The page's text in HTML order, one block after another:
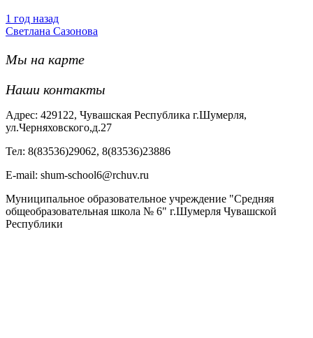
1 год назад
Светлана Сазонова
Мы на карте
Наши контакты
Адрес: 429122, Чувашская Республика г.Шумерля,
ул.Черняховского,д.27
Тел: 8(83536)29062, 8(83536)23886
Е-mail: shum-school6@rchuv.ru
Муниципальное образовательное учреждение "Средняя
общеобразовательная школа № 6" г.Шумерля Чувашской
Республики